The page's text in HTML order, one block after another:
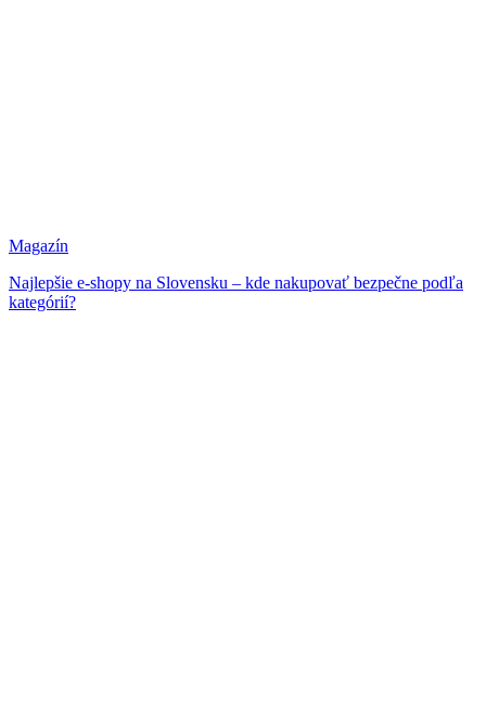
Magazín
Najlepšie e-shopy na Slovensku – kde nakupovať bezpečne podľa
kategórií?